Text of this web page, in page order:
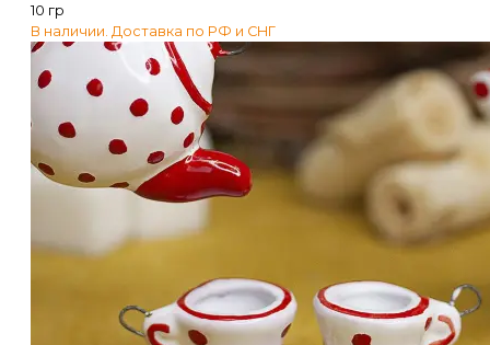
10 гр
В наличии. Доставка по РФ и СНГ